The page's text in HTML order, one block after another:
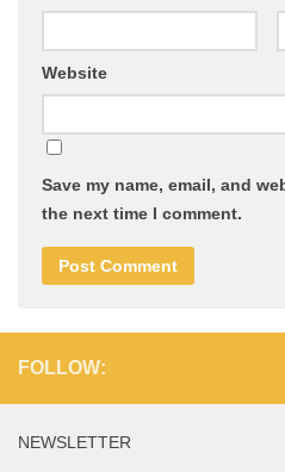
Website
Save my name, email, and
the next time I comment.
FOLLOW:
NEWSLETTER